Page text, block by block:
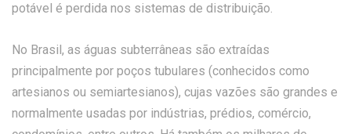
potável é perdida nos sistemas de distribuição.
No Brasil, as águas subterrâneas são extraídas
principalmente por poços tubulares (conhecidos como
artesianos ou semiartesianos), cujas vazões são grandes e
normalmente usadas por indústrias, prédios, comércio,